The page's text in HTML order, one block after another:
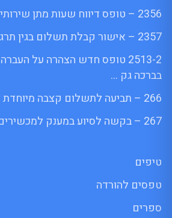
2356 – טופס דיווח שעות מתן שירותי תרגום/תמלול
2357 – אישור קבלת תשלום בגין תרגום/תמלול
2513-2 טופס חדש הצהרה על
בברכה גק …
266 – תביעה לתשלום קצבה מיוחדת לנפגע בעבודה
267 – בקשה לסיוע במענק למכשירים בתכנית השיקום
טיפים
טפסים להורדה
ספרים